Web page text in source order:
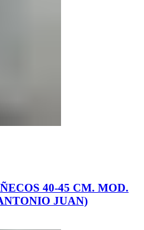
40-45 CM. MOD.
JUAN)